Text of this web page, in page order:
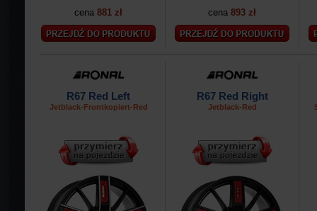
cena 881 zł cena 893 zł
R67 Red Left
Jetblack-Frontkopiert-Red
R67 Red Right
Jetblack-Red